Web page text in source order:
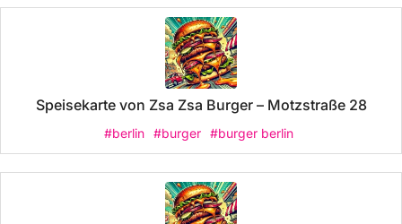
Speisekarte von Zsa Zsa Burger – Motzstraße 28
#berlin #burger #burger berlin